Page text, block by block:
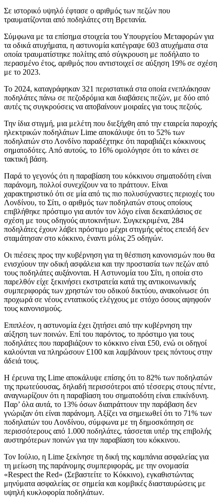
Σε ιστορικό υψηλό έφτασε ο αριθμός των πεζών που
τραυματίζονται από ποδηλάτες στη Βρετανία.
Σύμφωνα με τα επίσημα στοιχεία του Υπουργείου Μεταφορών για
τα οδικά ατυχήματα, η αστυνομία κατέγραψε 603 ατυχήματα στα
οποία τραυματίστηκε πολίτης από σύγκρουση με ποδήλατο το
περασμένο έτος, αριθμός που αντιστοιχεί σε αύξηση 19% σε σχέση
με το 2023.
Το 2024, καταγράφηκαν 321 περιστατικά στα οποία ενεπλάκησαν
ποδηλάτες πάνω σε πεζοδρόμια και διαβάσεις πεζών, με δύο από
αυτές τις συγκρούσεις να αποβαίνουν μοιραίες για τους πεζούς.
Την ίδια στιγμή, μια μελέτη που διεξήχθη από την εταιρεία παροχής
ηλεκτρικών ποδηλάτων Lime αποκάλυψε ότι το 52% των
ποδηλατών στο Λονδίνο παραδέχτηκε ότι παραβιάζει κόκκινους
σηματοδότες. Από αυτούς, το 16% ομολόγησε ότι το κάνει σε
τακτική βάση.
Παρά το γεγονός ότι η παραβίαση του κόκκινου σηματοδότη είναι
παράνομη, πολλοί συνεχίζουν να το πράττουν. Είναι
χαρακτηριστικό ότι σε μία από τις πιο πολυσύχναστες περιοχές του
Λονδίνου, το Σίτι, ο αριθμός των ποδηλατών στους οποίους
επιβλήθηκε πρόστιμο για αυτόν τον λόγο είναι δεκαπλάσιος σε
σχέση με τους οδηγούς αυτοκινήτων. Συγκεκριμένα, 284
ποδηλάτες έχουν λάβει πρόστιμο μέχρι στιγμής φέτος επειδή δεν
σταμάτησαν στο κόκκινο, έναντι μόλις 25 οδηγών.
Οι πιέσεις προς την κυβέρνηση για τη θέσπιση κανονισμών που θα
ενισχύουν την οδική ασφάλεια και την προστασία των πεζών από
τους ποδηλάτες αυξάνονται. Η Αστυνομία του Σίτι, η οποία στο
παρελθόν είχε ξεκινήσει εκστρατεία κατά της αντικοινωνικής
συμπεριφοράς των χρηστών του οδικού δικτύου, ανακοίνωσε ότι
προχωρά σε νέους εντατικούς ελέγχους με στόχο όσους αψηφούν
τους κανονισμούς.
Επιπλέον, η αστυνομία έχει ζητήσει από την κυβέρνηση την
αύξηση των ποινών. Επί του παρόντος, το πρόστιμο για τους
ποδηλάτες που παραβιάζουν το κόκκινο είναι £50, ενώ οι οδηγοί
καλούνται να πληρώσουν £100 και λαμβάνουν τρεις πόντους στην
άδειά τους.
Η έρευνα της Lime αποκάλυψε επίσης ότι το 82% των ποδηλατών
της πρωτεύουσας, δηλαδή περισσότεροι από τέσσερις στους πέντε,
αναγνωρίζουν ότι η παραβίαση του σηματοδότη είναι επικίνδυνη.
Παρ’ όλα αυτά, το 13% όσων διαπράττουν την παράβαση δεν
γνώριζαν ότι είναι παράνομη. Αξίζει να σημειωθεί ότι το 71% των
ποδηλατών του Λονδίνου, σύμφωνα με τη δημοσκόπηση σε
περισσότερους από 1.000 ποδηλάτες, τάσσεται υπέρ της επιβολής
αυστηρότερων ποινών για την παραβίαση του κόκκινου.
Τον Ιούλιο, η Lime ξεκίνησε τη δική της καμπάνια ασφαλείας για
τη μείωση της παράνομης συμπεριφοράς, με την ονομασία
«Respect the Red» (Σεβαστείτε το Κόκκινο), εγκαθιστώντας
μηνύματα ασφαλείας σε σημεία και κομβικές διασταυρώσεις με
υψηλή κυκλοφορία ποδηλάτων.